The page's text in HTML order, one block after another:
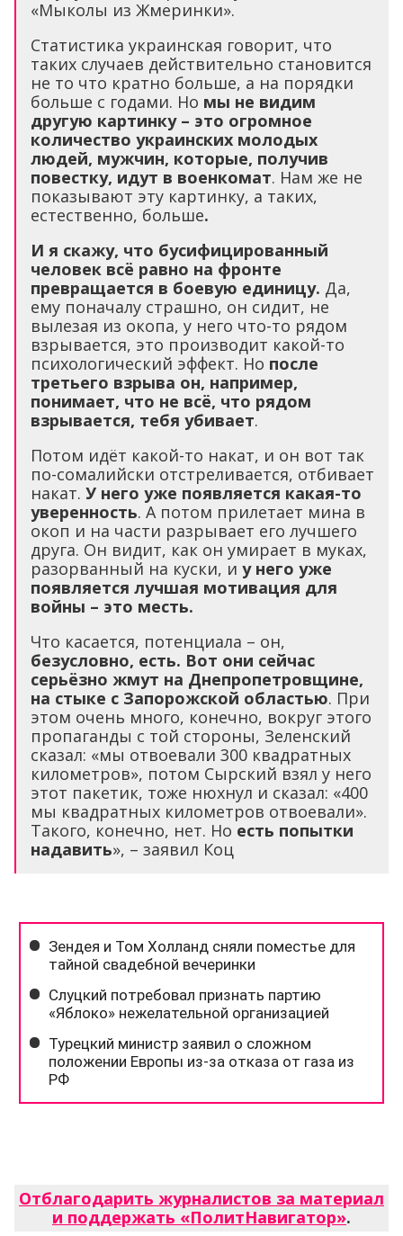
«Мыколы из Жмеринки».
Статистика украинская говорит, что
таких случаев действительно становится
не то что кратно больше, а на порядки
больше с годами. Но мы не видим
другую картинку – это огромное
количество украинских молодых
людей, мужчин, которые, получив
повестку, идут в военкомат. Нам же не
показывают эту картинку, а таких,
естественно, больше.
И я скажу, что бусифицированный
человек всё равно на фронте
превращается в боевую единицу. Да,
ему поначалу страшно, он сидит, не
вылезая из окопа, у него что-то рядом
взрывается, это производит какой-то
психологический эффект. Но после
третьего взрыва он, например,
понимает, что не всё, что рядом
взрывается, тебя убивает.
Потом идёт какой-то накат, и он вот так
по-сомалийски отстреливается, отбивает
накат. У него уже появляется какая-то
уверенность. А потом прилетает мина в
окоп и на части разрывает его лучшего
друга. Он видит, как он умирает в муках,
разорванный на куски, и у него уже
появляется лучшая мотивация для
войны – это месть.
Что касается, потенциала – он,
безусловно, есть. Вот они сейчас
серьёзно жмут на Днепропетровщине,
на стыке с Запорожской областью. При
этом очень много, конечно, вокруг этого
пропаганды с той стороны, Зеленский
сказал: «мы отвоевали 300 квадратных
километров», потом Сырский взял у него
этот пакетик, тоже нюхнул и сказал: «400
мы квадратных километров отвоевали».
Такого, конечно, нет. Но есть попытки
надавить», – заявил Коц
Отблагодарить журналистов за материал
и поддержать «ПолитНавигатор».